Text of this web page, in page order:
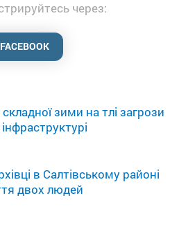
зими на тлі загрози
в Салтівському районі
двох людей
через: